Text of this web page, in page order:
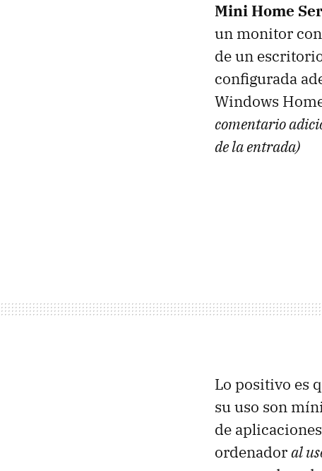
Mini Home
un monitor
de un
configurada
Windows
comentario
de la entrada)
Lo positivo es
su uso son
de
ordenadoral